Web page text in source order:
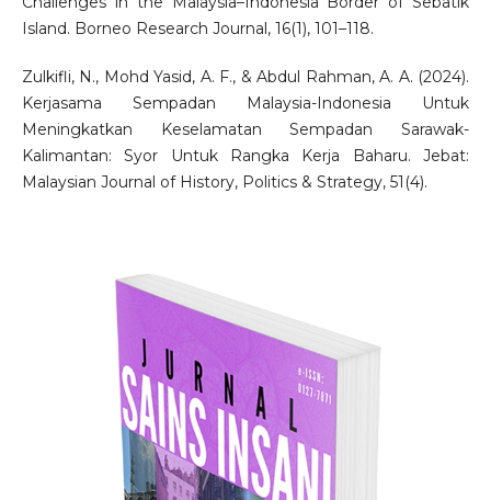
Island. Borneo Research Journal, 16(1), 101–118.
Zulkifli, N., Mohd Yasid, A. F., & Abdul Rahman, A. A. (2024).
Kerjasama Sempadan Malaysia-Indonesia Untuk
Meningkatkan Keselamatan Sempadan Sarawak-
Kalimantan: Syor Untuk Rangka Kerja Baharu. Jebat:
Malaysian Journal of History, Politics & Strategy, 51(4).